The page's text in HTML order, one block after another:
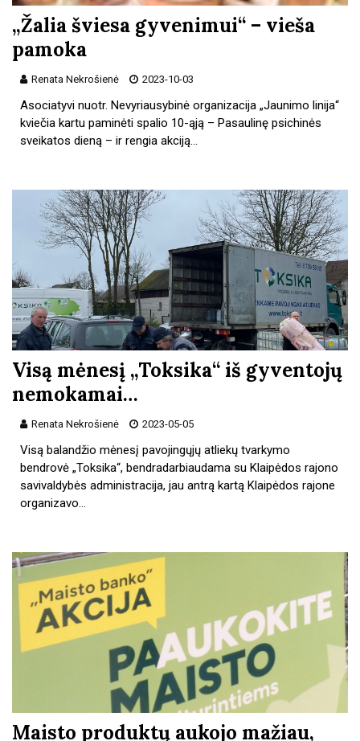
„Žalia šviesa gyvenimui“ – vieša
pamoka
Renata Nekrošienė 2023-10-03
Asociatyvi nuotr. Nevyriausybinė organizacija „Jaunimo linija“
kviečia kartu paminėti spalio 10-ąją – Pasaulinę psichinės
sveikatos dieną – ir rengia akciją…
Visą mėnesį „Toksika“ iš gyventojų
nemokamai…
Renata Nekrošienė 2023-05-05
Visą balandžio mėnesį pavojingųjų atliekų tvarkymo
bendrovė „Toksika“, bendradarbiaudama su Klaipėdos rajono
savivaldybės administracija, jau antrą kartą Klaipėdos rajone
organizavo…
Maisto produktų aukojo mažiau,